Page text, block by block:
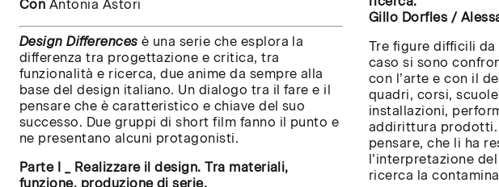
Con Antonia Astori
Design Differencesè una serie che esplora la
differenza tra progettazione e critica, tra
funzionalità e ricerca, due anime da sempre alla
base del design italiano. Un dialogo tra il fare e il
pensare che è caratteristico e chiave del suo
successo. Due gruppi di short film fanno il punto e
ne presentano alcuni protagonisti.
Parte I _ Realizzare il design. Tra materiali,
funzione, produzione di serie.
Gillo Dorfles /
Tre figure difficili da
caso si sono
con l’arte e con il
quadri, corsi,
installazioni,
addirittura prodotti.
pensare, che li ha
l’interpretazione
ricerca la
✕
/
nome della tua università, accademia o
superiore per verificare se ha già attivato un